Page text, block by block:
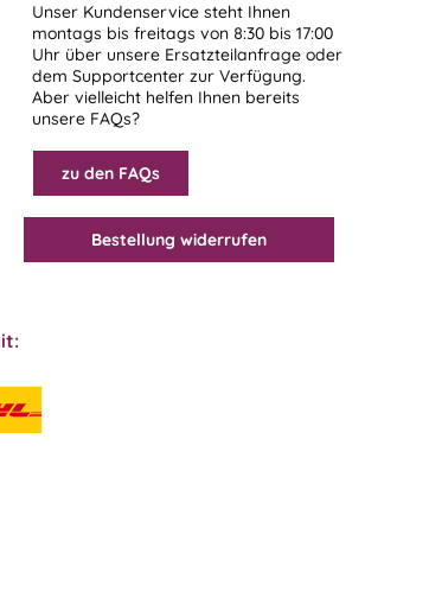
Unser Kundenservice steht Ihnen
montags bis freitags von 8:30 bis 17:00
Uhr über unsere Ersatzteilanfrage oder
dem Supportcenter zur Verfügung.
Aber vielleicht helfen Ihnen bereits
unsere FAQs?
zu den FAQs
Bestellung widerrufen